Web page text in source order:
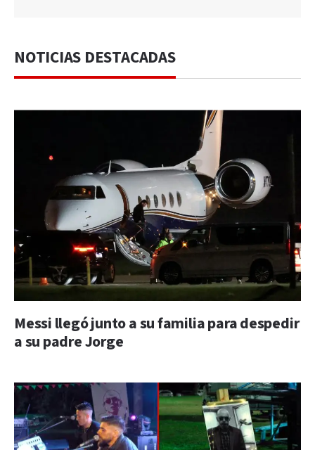
NOTICIAS DESTACADAS
Messi llegó junto a su familia para despedir
a su padre Jorge